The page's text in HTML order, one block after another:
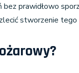
prawidłowo
stworzenie tego